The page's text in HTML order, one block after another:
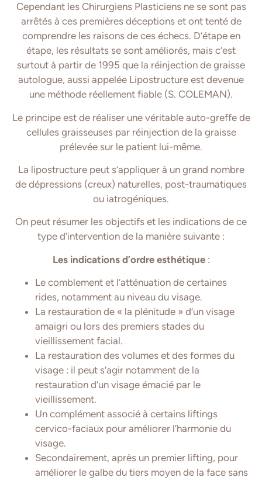
Cependant les Chirurgiens Plasticiens ne se sont pas
arrêtés à ces premières déceptions et ont tenté de
comprendre les raisons de ces échecs. D’étape en
étape, les résultats se sont améliorés, mais c’est
surtout à partir de 1995 que la réinjection de graisse
autologue, aussi appelée Lipostructure est devenue
une méthode réellement fiable (S. COLEMAN).
Le principe est de réaliser une véritable auto-greffe de
cellules graisseuses par réinjection de la graisse
prélevée sur le patient lui-même.
La lipostructure peut s’appliquer à un grand nombre
de dépressions (creux) naturelles, post-traumatiques
ou iatrogéniques.
On peut résumer les objectifs et les indications de ce
type d’intervention de la manière suivante :
Les indications d’ordre esthétique:
Le comblement et l’atténuation de certaines
rides, notamment au niveau du visage.
La restauration de « la plénitude » d’un visage
amaigri ou lors des premiers stades du
vieillissement facial.
La restauration des volumes et des formes du
visage : il peut s’agir notamment de la
restauration d’un visage émacié par le
vieillissement.
Un complément associé à certains liftings
cervico-faciaux pour améliorer l’harmonie du
visage.
Secondairement, après un premier lifting, pour
améliorer le galbe du tiers moyen de la face sans